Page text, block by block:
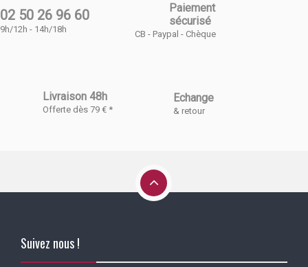
02 50 26 96 60
9h/12h - 14h/18h
Paiement
sécurisé
CB - Paypal - Chèque
Livraison 48h
Offerte dès 79 € *
Echange
& retour
Suivez nous !